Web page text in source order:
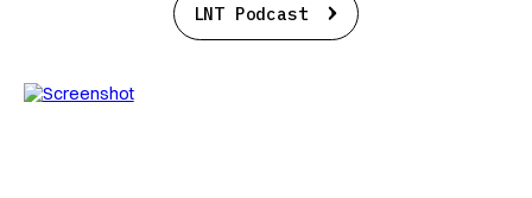
LNT Podcast